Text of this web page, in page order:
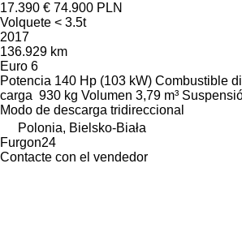
17.390 € 74.900 PLN
Volquete < 3.5t
2017
136.929 km
Euro 6
Potencia 140 Hp (103 kW) Combustible
carga 930 kg Volumen 3,79 m³
Modo de descarga tridireccional
Polonia, Bielsko-Biała
Furgon24
Contacte con el vendedor